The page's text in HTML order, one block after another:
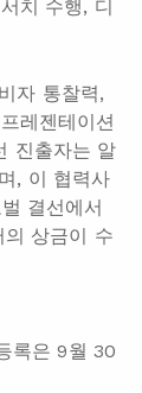
치 수행, 디
자 통찰력,
레젠테이션
진출자는 알
, 이 협력사
결선에서
의 상금이 수
록은 9월 30